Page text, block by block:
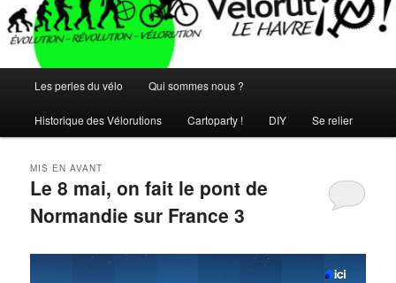
principal
Les perles du vélo Qui sommes nous ?
Historique des Vélorutions Cartoparty ! DIY Se relier
Le 8 mai, on fait le pont de
Normandie sur France 3
MIS EN AVANT